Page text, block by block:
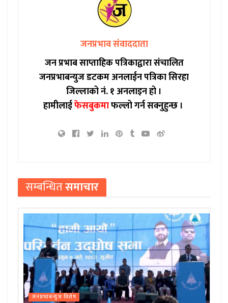
जनप्रभाव संवाददाता
जन प्रभाब साप्ताहिक पत्रिकाद्वारा संचालित
जनप्रभाबन्युज डटकम अनलाईन पत्रिका सिरहा
जिल्लाको नं. १ अनलाइन हो ।
हामीलाईफेसबुकमाफल्लो गर्न सक्नुहुन्छ ।
सम्बन्धितसमाचार
जनप्रभाबन्युज विशेष